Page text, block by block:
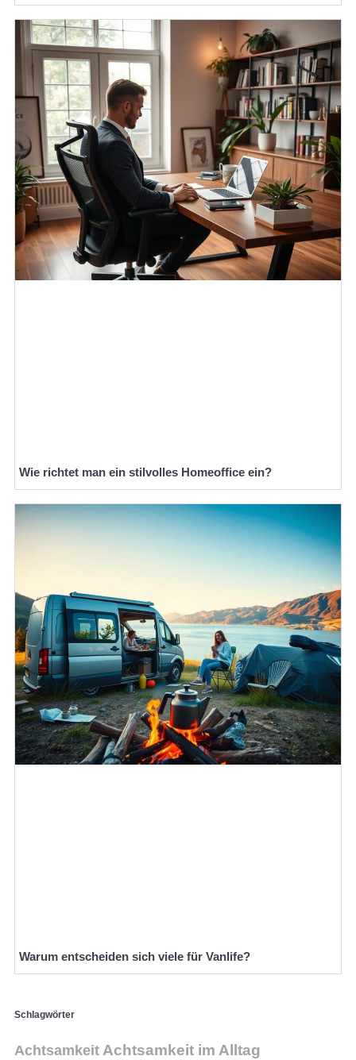
Wie richtet man ein stilvolles Homeoffice ein?
Warum entscheiden sich viele für Vanlife?
Schlagwörter
Achtsamkeit Achtsamkeit im Alltag